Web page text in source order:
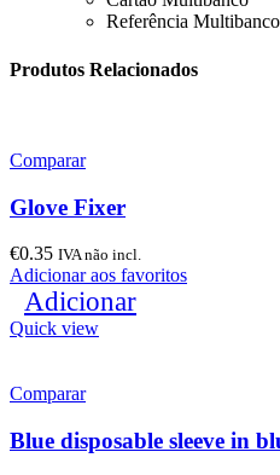
Referência
Produtos Relacionados
Comparar
Glove Fixer
€0.35 IVA não incl.
Adicionar aos favoritos
Adicionar
Quick view
Comparar
Blue disposable sleeve in